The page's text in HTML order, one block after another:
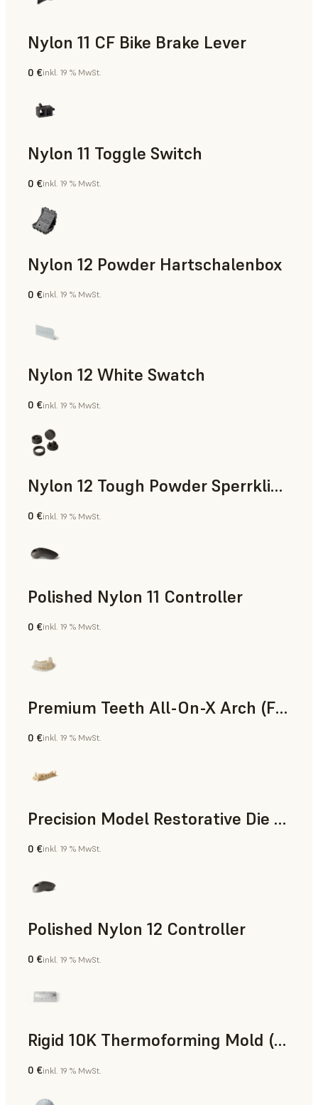
Nylon 11 CF Bike Brake Lever
SLS-Pulver
0 €inkl. 19 % MwSt.
Nylon 11 Toggle Switch
SLS-Pulver
0 €inkl. 19 % MwSt.
Nylon 12 Powder Hartschalenbox
SLS-Pulver
0 €inkl. 19 % MwSt.
Nylon 12 White Swatch
SLS-Pulver
0 €inkl. 19 % MwSt.
Nylon 12 Tough Powder Sperrklinke
SLS-Pulver
0 €inkl. 19 % MwSt.
Polished Nylon 11 Controller
SLS-Pulver
0 €inkl. 19 % MwSt.
Premium Teeth All-On-X Arch (Form 4)
Zahnmedizin
0 €inkl. 19 % MwSt.
Precision Model Restorative Die Model
Zahnmedizin
0 €inkl. 19 % MwSt.
Polished Nylon 12 Controller
SLS-Pulver
0 €inkl. 19 % MwSt.
Rigid 10K Thermoforming Mold (Form 4)
Technik
0 €inkl. 19 % MwSt.